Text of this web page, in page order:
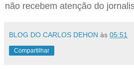
não recebem atenção do
BLOG DO CARLOS DEHON às 05:51
Compartilhar